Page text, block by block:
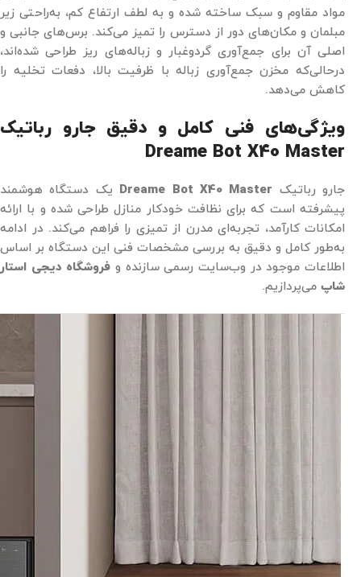
مواد مقاوم و سبک ساخته شده و به لطف ارتفاع کم، به‌راحتی زیر
مبلمان و مکان‌های دور از دسترس را تمیز می‌کند. برس‌های جانبی و
اصلی آن برای جمع‌آوری گردوغبار و زباله‌های ریز طراحی شده‌اند،
درحالی‌که مخزن جمع‌آوری زباله با ظرفیت بالا، دفعات تخلیه را
کاهش می‌دهد.
ویژگی‌های فنی کامل و دقیق جارو رباتیک
Dreame Bot X40 Master
جارو رباتیک Dreame Bot X40 Master یک دستگاه هوشمند
پیشرفته است که برای نظافت خودکار منازل طراحی شده و با ارائه
امکانات کارآمد، تجربه‌ای مدرن از تمیزی را فراهم می‌کند. در ادامه
به‌طور کامل و دقیق به بررسی مشخصات فنی این دستگاه بر اساس
اطلاعات موجود در وب‌سایت رسمی سازنده و فروشگاه دیجی استار
شاپ می‌پردازیم.